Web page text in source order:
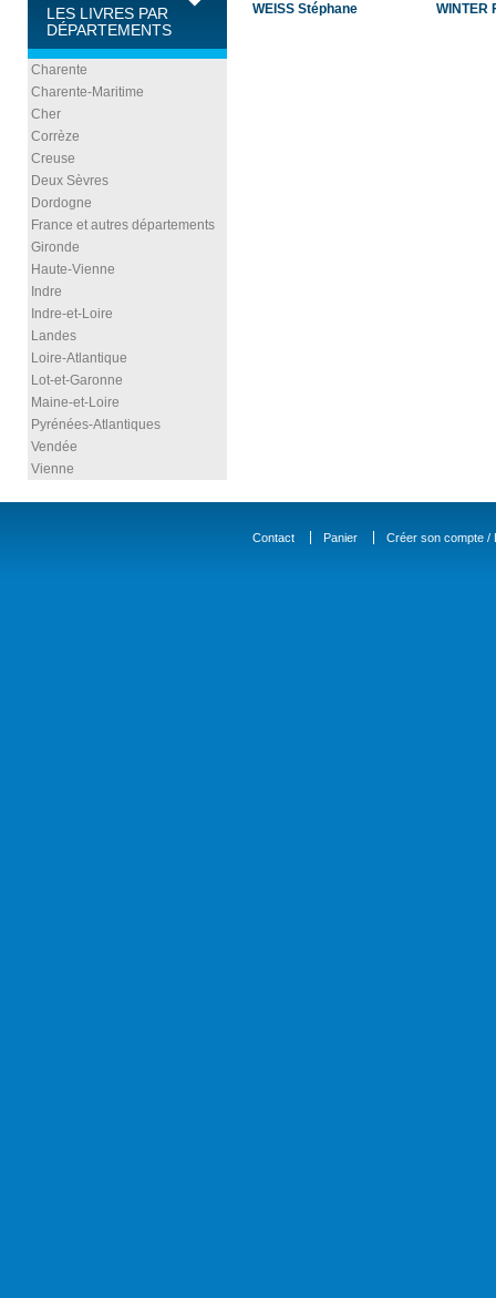
LES LIVRES PAR
DÉPARTEMENTS
Charente
Charente-Maritime
Cher
Corrèze
Creuse
Deux Sèvres
Dordogne
France et autres départements
Gironde
Haute-Vienne
Indre
Indre-et-Loire
Landes
Loire-Atlantique
Lot-et-Garonne
Maine-et-Loire
Pyrénées-Atlantiques
Vendée
Vienne
WEISS Stéphane WINTER
Contact Panier Créer son compte /